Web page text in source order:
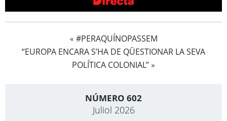
« #PERAQUÍNOPASSEM
“EUROPA ENCARA S’HA DE QÜESTIONAR LA SEVA
POLÍTICA COLONIAL” »
NÚMERO 602
Juliol 2026